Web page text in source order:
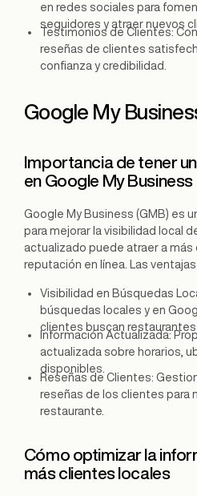
en redes sociales para
seguidores y atraer nuevos
Testimonios de Clientes:
reseñas de clientes
confianza y credibilidad.
Google My
Importancia de tener
en Google My Business
Google My Business (GMB) es
para mejorar la visibilidad local
actualizado puede atraer a más
reputación en línea. Las ventajas
Visibilidad en Búsquedas
búsquedas locales y en
clientes buscan restaurantes
Información Actualizada:
actualizada sobre horarios,
disponibles.
Reseñas de Clientes:
reseñas de los clientes para
restaurante.
Cómo optimizar la
más clientes locales